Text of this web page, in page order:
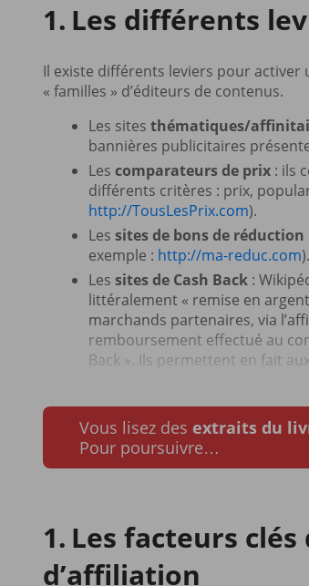
Les différents
Il existe différents leviers pour activer
« familles » d’éditeurs de contenus.
Les sites thématiques/
bannières publicitaires
Les comparateurs de prix : ils
différents critères : prix,
http://TousLesPrix.com).
Les sites de bons de réduction
exemple : http://ma-reduc.com).
Les sites de Cash Back :
littéralement « remise en
marchands partenaires, via
remboursement effectué au
Back ». Ils permettent en fait
Vous lisez des extraits du
Pour poursuivre…
Les facteurs clés
d’affiliation